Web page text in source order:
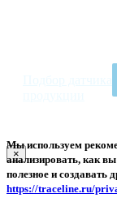
×
Мы используем
анализировать, как
полезное и создавать
https://traceline.ru/